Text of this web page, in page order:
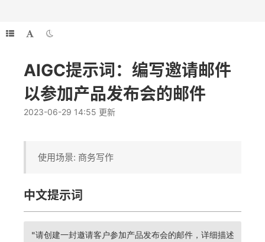
AIGC提示词：编写邀请邮件
以参加产品发布会的邮件
2023-06-29 14:55 更新
使用场景: 商务写作
中文提示词
"请创建一封邀请客户参加产品发布会的邮件，详细描述